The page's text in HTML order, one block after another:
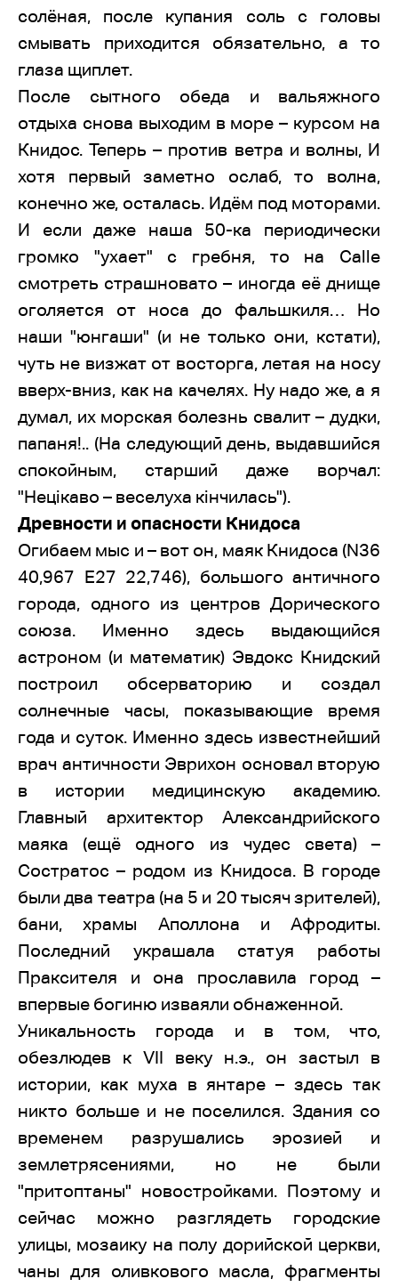
солёная, после купания соль с головы
смывать приходится обязательно, а то
глаза щиплет.
После сытного обеда и вальяжного
отдыха снова выходим в море – курсом на
Книдос. Теперь – против ветра и волны, И
хотя первый заметно ослаб, то волна,
конечно же, осталась. Идём под моторами.
И если даже наша 50-ка периодически
громко "ухает" с гребня, то на Calle
смотреть страшновато – иногда её днище
оголяется от носа до фальшкиля… Но
наши "юнгаши" (и не только они, кстати),
чуть не визжат от восторга, летая на носу
вверх-вниз, как на качелях. Ну надо же, а я
думал, их морская болезнь свалит – дудки,
папаня!.. (На следующий день, выдавшийся
спокойным, старший даже ворчал:
"Нецікаво – веселуха кінчилась").
Древности и опасности Книдоса
Огибаем мыс и – вот он, маяк Книдоса (N36
40,967 E27 22,746), большого античного
города, одного из центров Дорического
союза. Именно здесь выдающийся
астроном (и математик) Эвдокс Книдский
построил обсерваторию и создал
солнечные часы, показывающие время
года и суток. Именно здесь известнейший
врач античности Эврихон основал вторую
в истории медицинскую академию.
Главный архитектор Александрийского
маяка (ещё одного из чудес света) –
Состратос – родом из Книдоса. В городе
были два театра (на 5 и 20 тысяч зрителей),
бани, храмы Аполлона и Афродиты.
Последний украшала статуя работы
Праксителя и она прославила город –
впервые богиню изваяли обнаженной.
Уникальность города и в том, что,
обезлюдев к VII веку н.э., он застыл в
истории, как муха в янтаре – здесь так
никто больше и не поселился. Здания со
временем разрушались эрозией и
землетрясениями, но не были
"притоптаны" новостройками. Поэтому и
сейчас можно разглядеть городские
улицы, мозаику на полу дорийской церкви,
чаны для оливкового масла, фрагменты